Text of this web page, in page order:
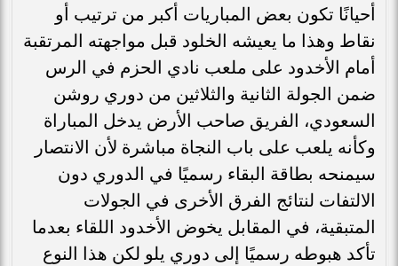
أحيانًا تكون بعض المباريات أكبر من ترتيب أو
نقاط وهذا ما يعيشه الخلود قبل مواجهته المرتقبة
أمام الأخدود على ملعب نادي الحزم في الرس
ضمن الجولة الثانية والثلاثين من دوري روشن
السعودي، الفريق صاحب الأرض يدخل المباراة
وكأنه يلعب على باب النجاة مباشرة لأن الانتصار
سيمنحه بطاقة البقاء رسميًا في الدوري دون
الالتفات لنتائج الفرق الأخرى في الجولات
المتبقية، في المقابل يخوض الأخدود اللقاء بعدما
تأكد هبوطه رسميًا إلى دوري يلو لكن هذا النوع